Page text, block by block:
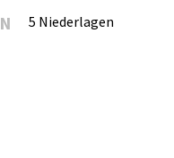
N 5 Niederlagen